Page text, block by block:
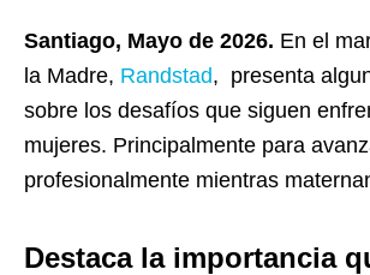
Santiago, Mayo de 2026. En el
la Madre, Randstad, presenta
sobre los desafíos que siguen
mujeres. Principalmente para
profesionalmente mientras
Destaca la importancia